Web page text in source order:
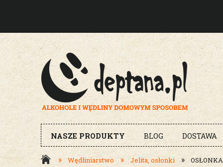
NASZE PRODUKTY BLOG DOSTAWA
» Wędliniarstwo » Jelita, osłonki »